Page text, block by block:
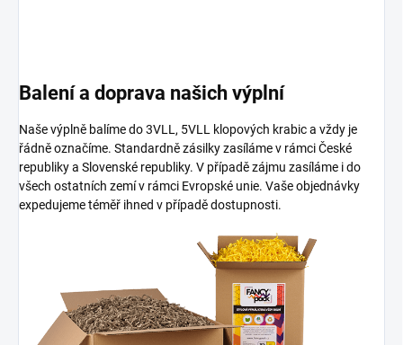
Balení a doprava našich výplní
Naše výplně balíme do 3VLL, 5VLL klopových krabic a vždy je
řádně označíme. Standardně zásilky zasíláme v rámci České
republiky a Slovenské republiky. V případě zájmu zasíláme i do
všech ostatních zemí v rámci Evropské unie. Vaše objednávky
expedujeme téměř ihned v případě dostupnosti.